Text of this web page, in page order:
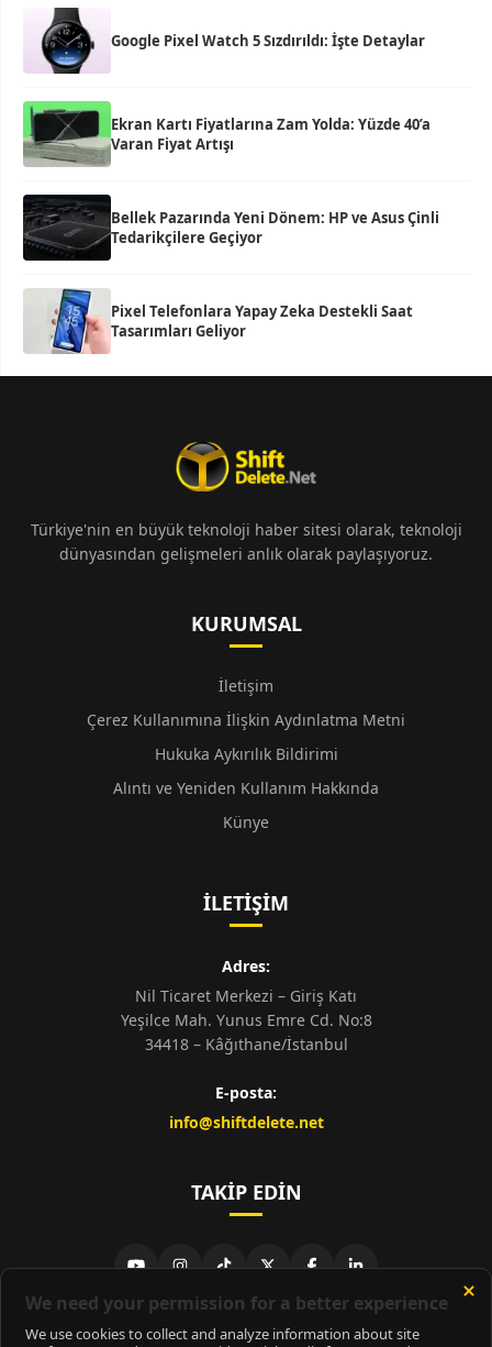
Google Pixel Watch 5 Sızdırıldı: İşte Detaylar
Ekran Kartı Fiyatlarına Zam Yolda: Yüzde 40’a
Varan Fiyat Artışı
Bellek Pazarında Yeni Dönem: HP ve Asus Çinli
Tedarikçilere Geçiyor
Pixel Telefonlara Yapay Zeka Destekli Saat
Tasarımları Geliyor
Türkiye'nin en büyük teknoloji haber sitesi olarak, teknoloji
dünyasından gelişmeleri anlık olarak paylaşıyoruz.
KURUMSAL
İletişim
Çerez Kullanımına İlişkin Aydınlatma Metni
Hukuka Aykırılık Bildirimi
Alıntı ve Yeniden Kullanım Hakkında
Künye
İLETIŞIM
Adres:
Nil Ticaret Merkezi – Giriş Katı
Yeşilce Mah. Yunus Emre Cd. No:8
34418 – Kâğıthane/İstanbul
E-posta:
info@shiftdelete.net
TAKIP EDIN